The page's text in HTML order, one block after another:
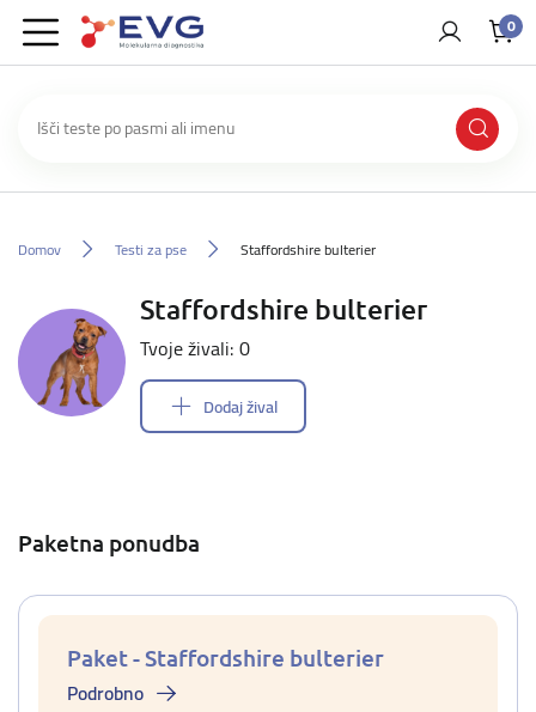
0
Domov Testi za pse Staffordshire bulterier
Staffordshire bulterier
Tvoje živali: 0
Dodaj žival
Paketna ponudba
Paket - Staffordshire bulterier
Podrobno